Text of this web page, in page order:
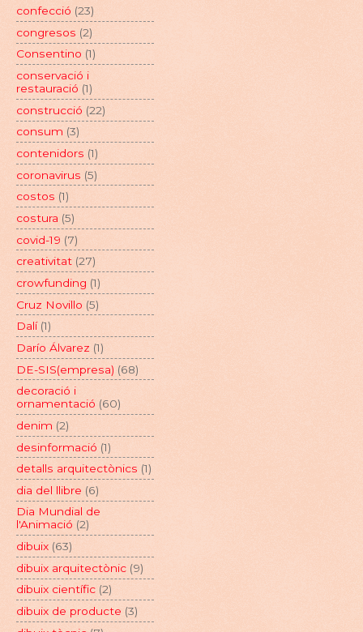
confecció (23)
congresos (2)
Consentino (1)
conservació i
restauració (1)
construcció (22)
consum (3)
contenidors (1)
coronavirus (5)
costos (1)
costura (5)
covid-19 (7)
creativitat (27)
crowfunding (1)
Cruz Novillo (5)
Dalí (1)
Darío Álvarez (1)
DE-SIS(empresa) (68)
decoració i
ornamentació (60)
denim (2)
desinformació (1)
detalls arquitectònics (1)
dia del llibre (6)
Dia Mundial de
l'Animació (2)
dibuix (63)
dibuix arquitectònic (9)
dibuix científic (2)
dibuix de producte (3)